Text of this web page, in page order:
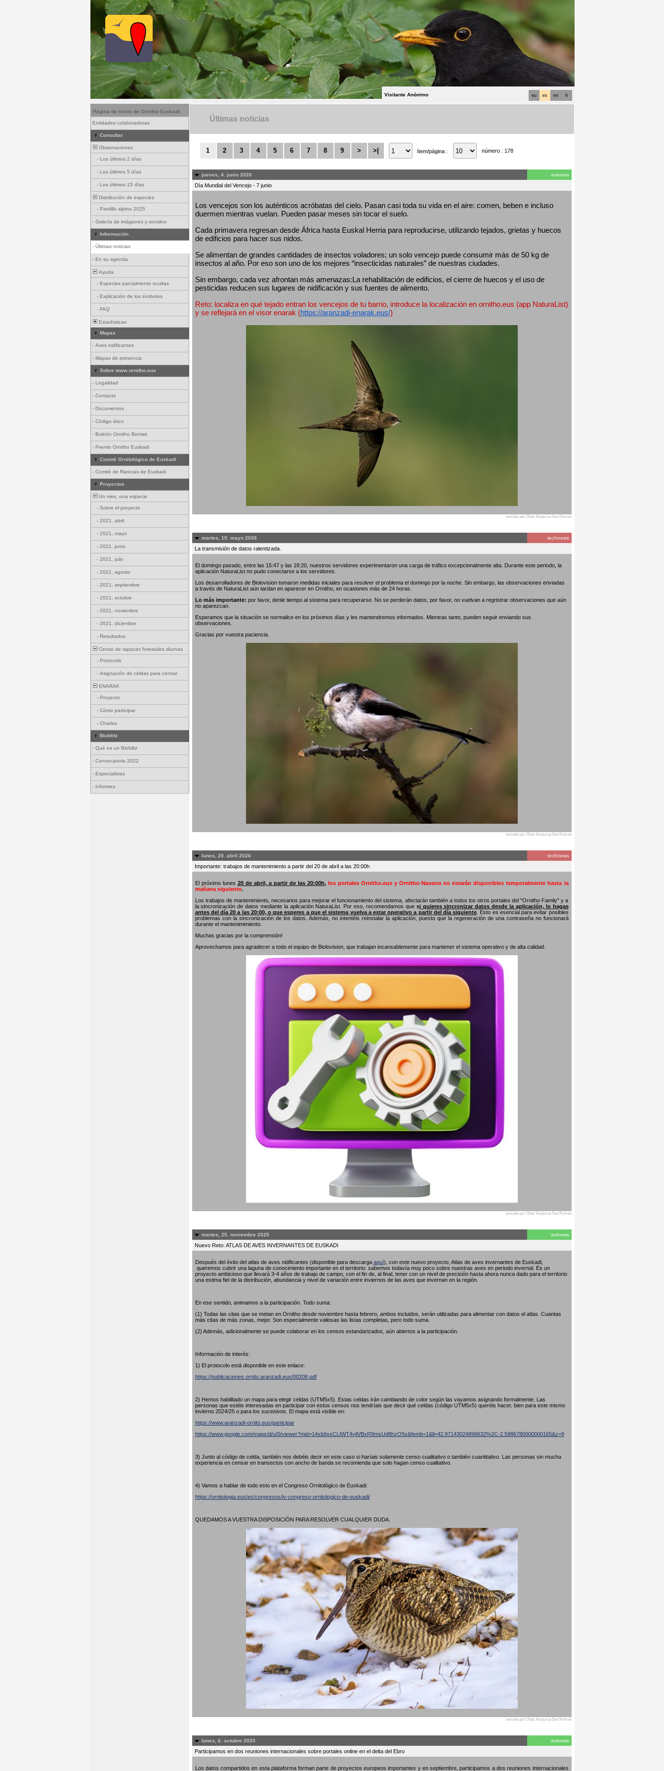
fr
en
es
eu
Visitante Anónimo
Página de inicio de Ornitho Euskadi
Entidades colaboradoras
Consultar
Observaciones
- Los últimos 2 días
- Los últimos 5 días
- Los últimos 15 días
Distribución de especies
- Pardillo alpino 2025
- Galería de imágenes y sonidos
Información
- Últimas noticias
- En su agenda
Ayuda
- Especies parcialmente ocultas
- Explicación de los símbolos
- FAQ
Estadísticas
Mapas
- Aves nidificantes
- Mapas de presencia
Sobre www.ornitho.eus
- Legalidad
- Contacto
- Documentos
- Código ético
- Boletín Ornitho Berriak
- Premio Ornitho Euskadi
Comité Ornitológico de Euskadi
- Comité de Rarezas de Euskadi
Proyectos
Un mes, una especie
- Sobre el proyecto
- 2021, abril
- 2021, mayo
- 2021, junio
- 2021, julio
- 2021, agosto
- 2021, septiembre
- 2021, octubre
- 2021, noviembre
- 2021, diciembre
- Resultados
Censo de rapaces forestales diurnas
- Protocolo
- Asignación de celdas para censar
ENARAK
- Proyecto
- Cómo participar
- Charlas
Bioblitz
- Qué es un Bioblitz
- Convocatoria 2022
- Especialistas
- Informes
Últimas noticias
1 2 3 4 5 6 7 8 9 > >| ítem/página : número : 178
jueves, 4. junio 2026 avinews
Día Mundial del Vencejo - 7 junio
Los vencejos son los auténticos acróbatas del cielo. Pasan casi toda su vida en el aire: comen, beben e incluso
duermen mientras vuelan. Pueden pasar meses sin tocar el suelo.
Cada primavera regresan desde África hasta Euskal Herria para reproducirse, utilizando tejados, grietas y huecos
de edificios para hacer sus nidos.
Se alimentan de grandes cantidades de insectos voladores; un solo vencejo puede consumir más de 50 kg de
insectos al año. Por eso son uno de los mejores “insecticidas naturales” de nuestras ciudades.
Sin embargo, cada vez afrontan más amenazas:La rehabilitación de edificios, el cierre de huecos y el uso de
pesticidas reducen sus lugares de nidificación y sus fuentes de alimento.
Reto: localiza en qué tejado entran los vencejos de tu barrio, introduce la localización en ornitho.eus (app NaturaList)
y se reflejará en el visor enarak (https://aranzadi-enarak.eus/)
enviado por Olatz Aizpurua San Roman
martes, 19. mayo 2026 technews
La transmisión de datos ralentizada.
El domingo pasado, entre las 15:47 y las 18:20, nuestros servidores experimentaron una carga de tráfico excepcionalmente alta. Durante este periodo, la
aplicación NaturaList no pudo conectarse a los servidores.
Los desarrolladores de Biolovision tomaron medidas iniciales para resolver el problema el domingo por la noche. Sin embargo, las observaciones enviadas
a través de NaturaList aún tardan en aparecer en Ornitho, en ocasiones más de 24 horas.
Lo más importante: por favor, denle tiempo al sistema para recuperarse. No se perderán datos; por favor, no vuelvan a regristrar observaciones que aún
no aparezcan.
Esperamos que la situación se normalice en los próximos días y les mantendremos informados. Mientras tanto, pueden seguir enviando sus
observaciones.
Gracias por vuestra paciencia.
enviado por Olatz Aizpurua San Roman
lunes, 20. abril 2026 technews
Importante: trabajos de mantenimiento a partir del 20 de abril a las 20:00h
El próximo lunes 20 de abril, a partir de las 20:00h,los portales Ornitho.eus y Ornitho-Navarra no estarán disponibles temporalmente hasta la
mañana siguiente.
Los trabajos de mantenimiento, necesarios para mejorar el funcionamiento del sistema, afectarán también a todos los otros portales del "Ornitho Family" y a
la sincronización de datos mediante la aplicación NaturaList. Por eso, recomendamos que si quieres sincronizar datos desde la aplicación, lo hagas
antes del día 20 a las 20:00, o que esperes a que el sistema vuelva a estar operativo a partir del día siguiente . Esto es esencial para evitar posibles
problemas con la sincronización de los datos. Además, no intentéis reinstalar la aplicación, puesto que la regeneración de una contraseña no funcionará
durante el mantenimimiento.
Muchas gracias por la comprensión!
Aprovechamos para agradecer a todo el equipo de Biolovision, que trabajan incansablemente para mantener el sistema operativo y de alta calidad.
enviado por Olatz Aizpurua San Roman
martes, 25. noviembre 2025 avinews
Nuevo Reto: ATLAS DE AVES INVERNANTES DE EUSKADI
Después del éxito del atlas de aves nidificantes (disponible para descarga aquí), con este nuevo proyecto, Atlas de aves invernantes de Euskadi,
queremos cubrir una laguna de conocimiento importante en el territorio: sabemos todavía muy poco sobre nuestras aves en periodo invernal. Es un
proyecto ambicioso que llevará 3-4 años de trabajo de campo, con el fin de, al final, tener con un nivel de precisión hasta ahora nunca dado para el territorio
una estima fiel de la distribución, abundancia y nivel de variación entre inviernos de las aves que invernan en la región.
En ese sentido, animamos a la participación. Todo suma:
(1) Todas las citas que se metan en Ornitho desde noviembre hasta febrero, ambos incluidos, serán utilizadas para alimentar con datos el atlas. Cuantas
más citas de más zonas, mejor. Son especialmente valiosas las listas completas, pero todo suma.
(2) Además, adicionalmente se puede colaborar en los censos estandarizados, aún abiertos a la participación.
Información de interés:
1) El protocolo está disponible en este enlace:
https://publicaciones.ornito.aranzadi.eus/00208.pdf
2) Hemos habilitado un mapa para elegir celdas (UTM5x5). Estas celdas irán cambiando de color según las vayamos asignando formalmente. Las
personas que estéis interesadas en participar con estos censos nos tendríais que decir qué celdas (código UTM5x5) queréis hacer, bien para este mismo
invierno 2024/25 o para los sucesivos. El mapa está visible en:
https://www.aranzadi-ornito.eus/participar
https://www.google.com/maps/d/u/0/viewer?mid=14xbtIxsCLIWT4vjlVBxR9msUd8hzO5s&femb=1&ll=42.97143024899632%2C-2.5986780000000165&z=9
3) Junto al código de celda, también nos debéis decir en este caso si haríais solamente censo cualitativo o también cuantitativo. Las personas sin mucha
experiencia en censar en transectos con ancho de banda se recomienda que solo hagan censo cualitativo.
4) Vamos a hablar de todo esto en el Congreso Ornitológico de Euskadi:
https://ornitologia.eus/es/congresos/iv-congreso-ornitologico-de-euskadi/
QUEDAMOS A VUESTRA DISPOSICIÓN PARA RESOLVER CUALQUIER DUDA.
enviado por Olatz Aizpurua San Roman
lunes, 6. octubre 2025 avinews
Participamos en dos reuniones internacionales sobre portales online en el delta del Ebro
Los datos compartidos en esta plataforma forman parte de proyectos europeos importantes y en septiembre, participamos a dos reuniones internacionales